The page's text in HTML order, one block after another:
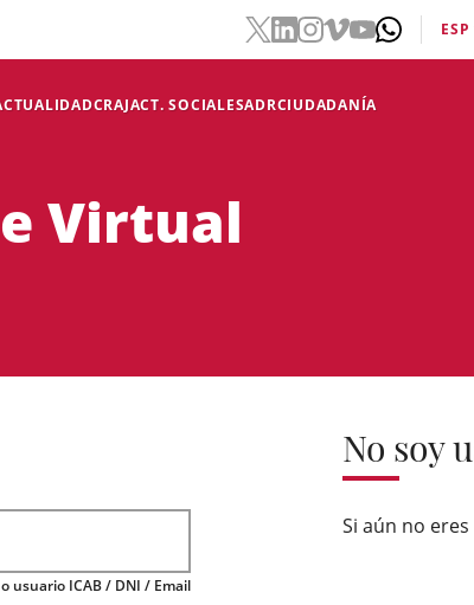
CRAJACT. SOCIALESADRCIUDADANÍA
ESP
Virtual
usuario ICAB / DNI / Email
No soy
Si aún no